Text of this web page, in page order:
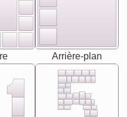
Arrière-plan